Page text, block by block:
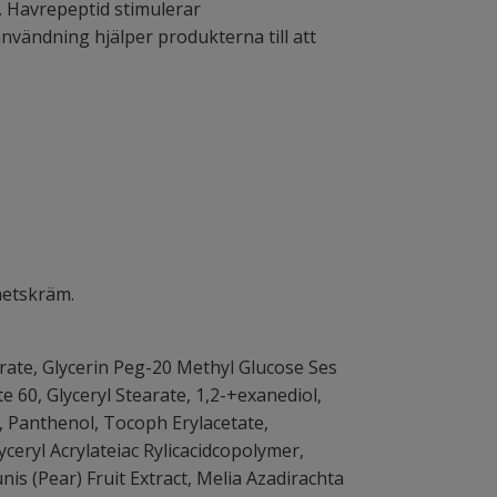
Havrepeptid stimulerar
hjälper produkterna till att
Glycerin Peg-20 Methyl Glucose Ses
60, Glyceryl Stearate, 1,2-+exanediol,
Tocoph Erylacetate,
Acrylateiac Rylicacidcopolymer,
(Pear) Fruit Extract, Melia Azadirachta